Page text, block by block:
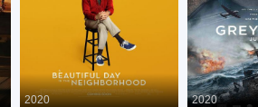
2020 2020